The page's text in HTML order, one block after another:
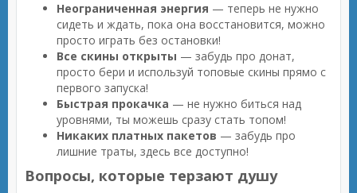
Неограниченная энергия — теперь не нужно
сидеть и ждать, пока она восстановится, можно
просто играть без остановки!
Все скины открыты — забудь про донат,
просто бери и используй топовые скины прямо с
первого запуска!
Быстрая прокачка — не нужно биться над
уровнями, ты можешь сразу стать топом!
Никаких платных пакетов — забудь про
лишние траты, здесь все доступно!
Вопросы, которые терзают душу